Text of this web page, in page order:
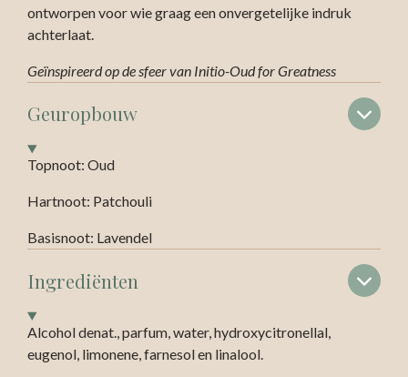
ontworpen voor wie graag een onvergetelijke indruk
achterlaat.
Geïnspireerd op de sfeer van Initio-Oud for Greatness
Geuropbouw
Topnoot: Oud
Hartnoot: Patchouli
Basisnoot: Lavendel
Ingrediënten
Alcohol denat., parfum, water, hydroxycitronellal,
eugenol, limonene, farnesol en linalool.